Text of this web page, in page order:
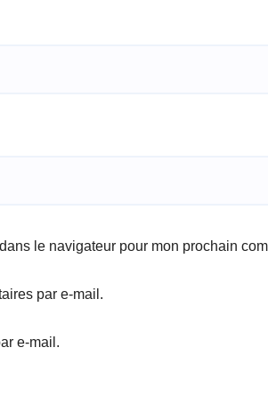
le navigateur pour mon prochain
par e-mail.
e-mail.